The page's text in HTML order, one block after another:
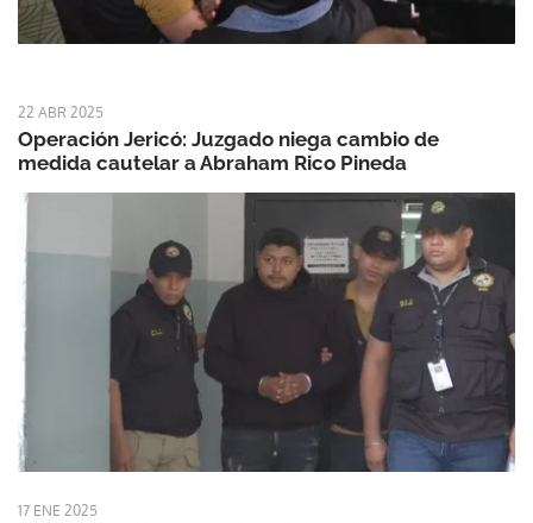
22 ABR 2025
Operación Jericó: Juzgado niega cambio de
medida cautelar a Abraham Rico Pineda
17 ENE 2025